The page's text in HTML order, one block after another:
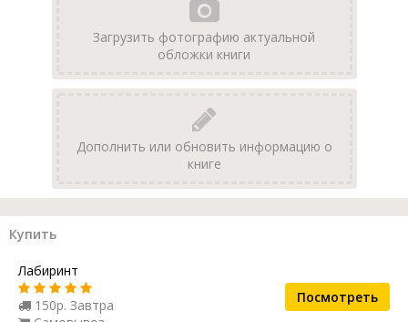
Загрузить фотографию актуальной
обложки книги
Дополнить или обновить информацию о
книге
Купить
Лабиринт
150р. Завтра
Посмотреть